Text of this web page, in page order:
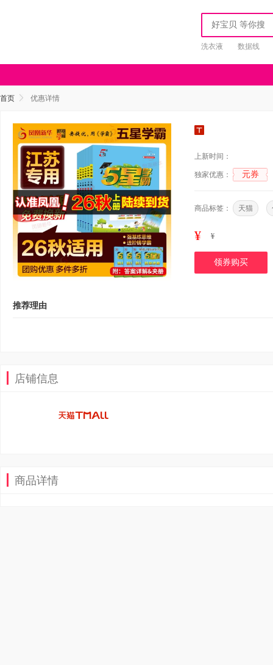
洗衣液 数据线
首页 优惠详情
上新时间：
独家优惠： 元券
商品标签： 天猫
¥ ¥
领券购买
推荐理由
店铺信息
商品详情